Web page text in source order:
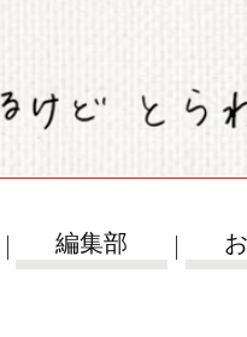
編集部